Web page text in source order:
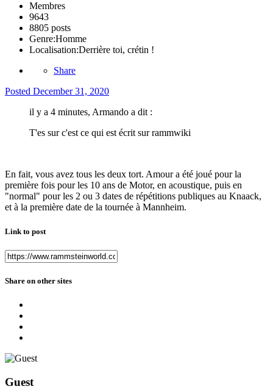
Membres
9643
8805 posts
Genre:Homme
Localisation:Derrière toi, crétin !
Share
Posted December 31, 2020
il y a 4 minutes, Armando a dit :
T'es sur c'est ce qui est écrit sur rammwiki
En fait, vous avez tous les deux tort. Amour a été joué pour la
première fois pour les 10 ans de Motor, en acoustique, puis en
"normal" pour les 2 ou 3 dates de répétitions publiques au Knaack,
et à la première date de la tournée à Mannheim.
Link to post
Share on other sites
Guest